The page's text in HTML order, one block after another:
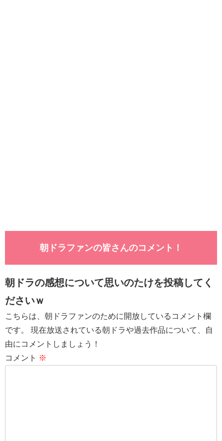
朝ドラファンの皆さんのコメント！
朝ドラの感想について思いのたけを投稿してく
ださいｗ
こちらは、朝ドラファンのために開放しているコメント欄
です。 現在放送されている朝ドラや過去作品について、自
由にコメントしましょう！
コメント ※